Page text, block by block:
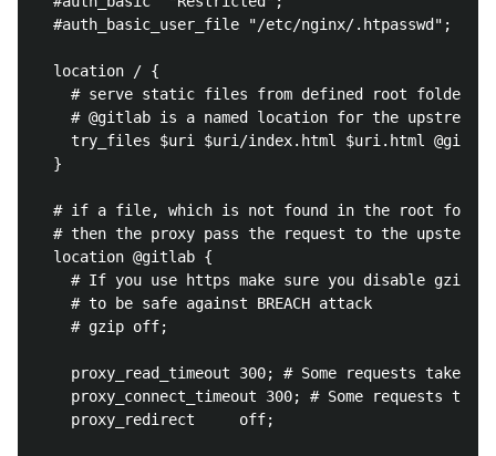
  #auth_basic_user_file "/etc/nginx/.htpasswd";
  location / {
    # serve static files from defined root folder;.
# @gitlab is a named location for the upstream
try_files $uri $uri/index.html $uri.html
  }
# if a file, which is not found in the root
# then the proxy pass the request to the upsteam
  location @gitlab {
# If you use https make sure you disable gzip
    # to be safe against BREACH attack
    # gzip off;
proxy_read_timeout 300; # Some requests take
proxy_connect_timeout 300; # Some requests take
    proxy_redirect     off;